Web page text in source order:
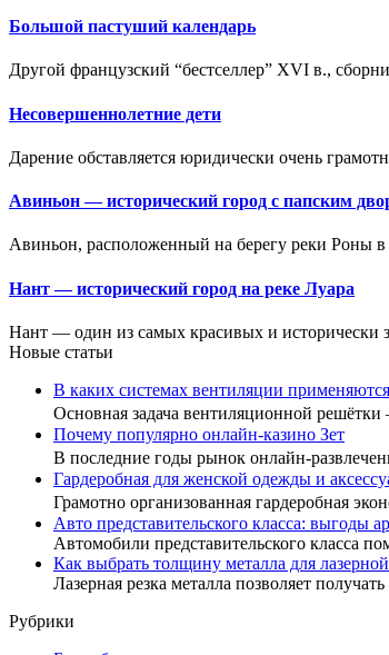
Большой пастуший календарь
Другой французский “бестселлер” XVI в.,
Несовершеннолетние дети
Дарение обставляется юридически очень
Авиньон — исторический город с папским
Авиньон, расположенный на берегу реки Роны
Нант — исторический город на реке Луара
Нант — один из самых красивых и исторически
Новые статьи
В каких системах вентиляции
Основная задача вентиляционной
Почему популярно онлайн-казино Зет
В последние годы рынок онлайн-
Гардеробная для женской одежды и
Грамотно организованная гардеробная
Авто представительского класса: выгоды
Автомобили представительского класса
Как выбрать толщину металла для
Лазерная резка металла позволяет
Рубрики